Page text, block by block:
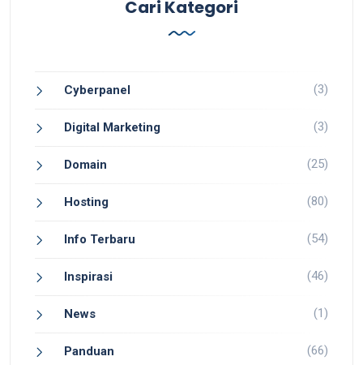
Cari Kategori
Cyberpanel (3)
Digital Marketing (3)
Domain (25)
Hosting (80)
Info Terbaru (54)
Inspirasi (46)
News (1)
Panduan (66)